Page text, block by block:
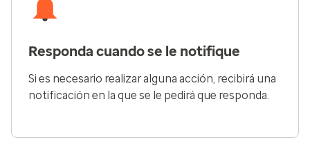
Responda cuando se le notifique
Si es necesario realizar alguna acción, recibirá una
notificación en la que se le pedirá que responda.